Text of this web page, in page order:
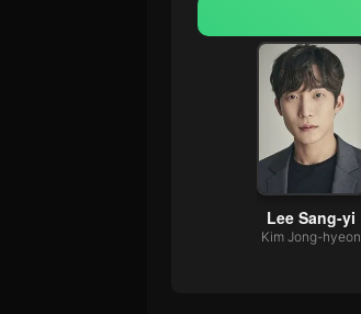
Lee Sang-yi
Kim Jong-hyeon